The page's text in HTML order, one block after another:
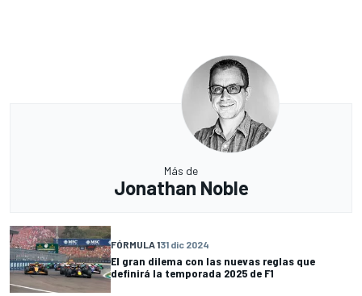
Más de
Jonathan Noble
FÓRMULA 131 dic 2024
El gran dilema con las nuevas reglas que
definirá la temporada 2025 de F1